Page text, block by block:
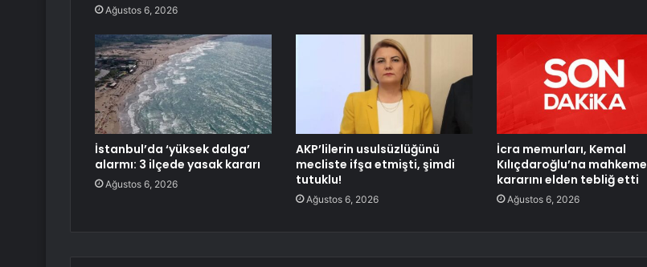
Ağustos 6, 2026
İstanbul’da ‘yüksek dalga’
alarmı: 3 ilçede yasak kararı
Ağustos 6, 2026
AKP’lilerin usulsüzlüğünü
mecliste ifşa etmişti, şimdi
tutuklu!
Ağustos 6, 2026
İcra memurları, Kemal
Kılıçdaroğlu’na mahkeme
kararını elden tebliğ etti
Ağustos 6, 2026